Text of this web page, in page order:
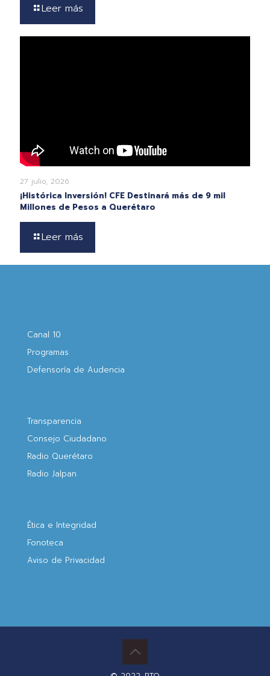
Leer más
27 julio, 2026
¡Histórica Inversión! CFE Destinará más de 9 mil
Millones de Pesos a Querétaro
Leer más
Canal 10
Programas
Defensoría de Audencia
Transparencia
Consejo Ciudadano
Radio Querétaro
Radio Jalpan
Ética e Integridad
Fonoteca
Aviso de Privacidad